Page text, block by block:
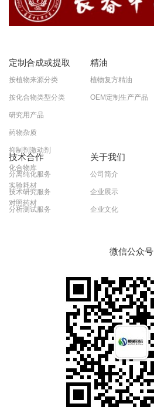
定制合成或提取
按植物来源分类
按化合物类型分类
研究用产品
药物杂质
抑制剂激动剂
化合物库
实验耗材
对照药材
精油
植物复方精油
OEM定制生产产品
技术合作
分离纯化服务
技术研究服务
分析测试服务
关于我们
公司简介
企业展示
企业文化
微信公众号